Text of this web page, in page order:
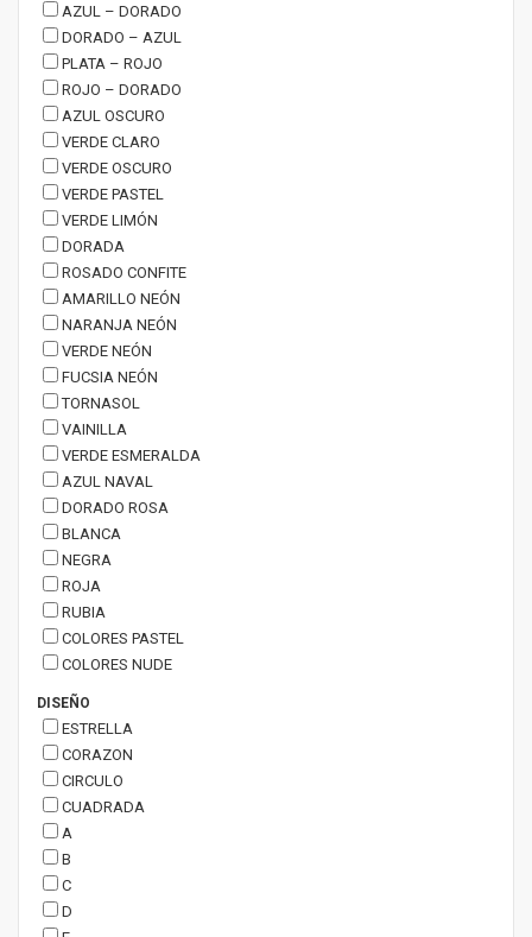
AZUL – DORADO
DORADO – AZUL
PLATA – ROJO
ROJO – DORADO
AZUL OSCURO
VERDE CLARO
VERDE OSCURO
VERDE PASTEL
VERDE LIMÓN
DORADA
ROSADO CONFITE
AMARILLO NEÓN
NARANJA NEÓN
VERDE NEÓN
FUCSIA NEÓN
TORNASOL
VAINILLA
VERDE ESMERALDA
AZUL NAVAL
DORADO ROSA
BLANCA
NEGRA
ROJA
RUBIA
COLORES PASTEL
COLORES NUDE
DISEÑO
ESTRELLA
CORAZON
CIRCULO
CUADRADA
A
B
C
D